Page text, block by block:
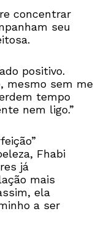
concentrar
seu
positivo.
mesmo sem me
tempo
nem ligo.”
Fhabi
já
mais
ela
a ser